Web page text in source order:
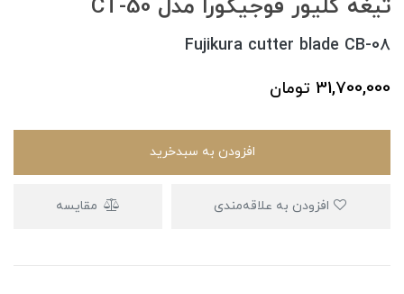
تیغه کلیور فوجیکورا مدل CT-50
Fujikura cutter blade CB-08
31,700,000 تومان
افزودن به سبدخرید
مقایسه